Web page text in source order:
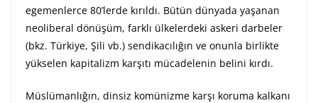
egemenlerce 80’lerde kırıldı. Bütün dünyada yaşanan
neoliberal dönüşüm, farklı ülkelerdeki askeri darbeler
(bkz. Türkiye, Şili vb.) sendikacılığın ve onunla birlikte
yükselen kapitalizm karşıtı mücadelenin belini kırdı.
Müslümanlığın, dinsiz komünizme karşı koruma kalkanı